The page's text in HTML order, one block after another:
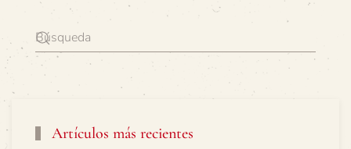
Artículos más recientes